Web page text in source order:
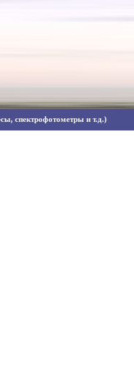
спектрофотометры и т.д.)